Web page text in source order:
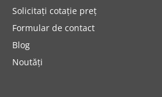
Solicitați cotație preț
Formular de contact
Blog
Noutăți